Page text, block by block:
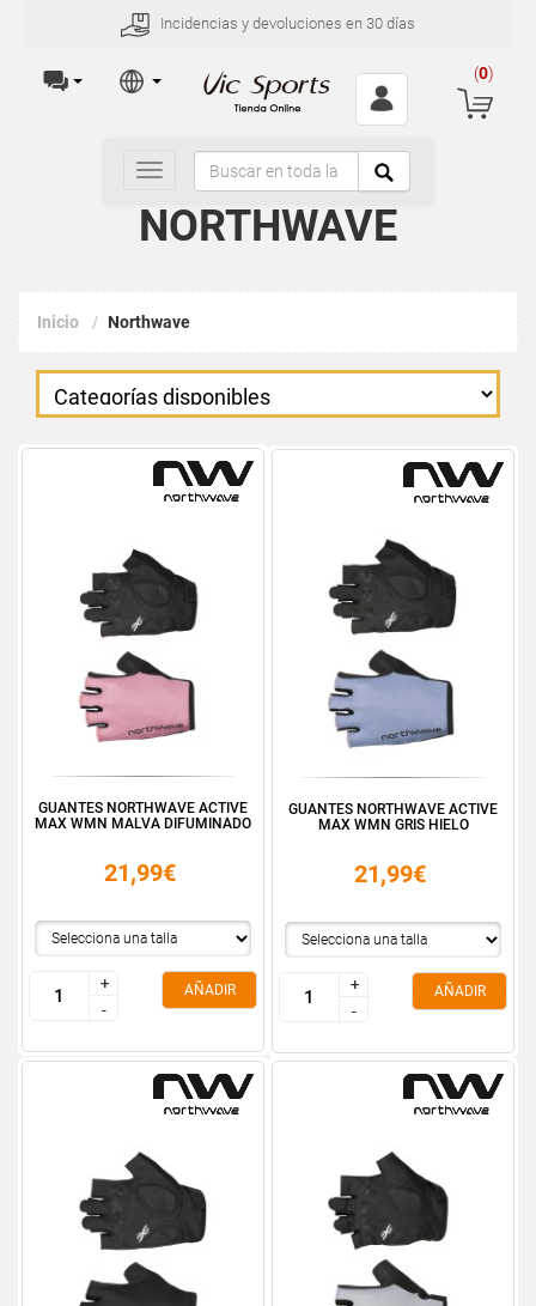
Incidencias y devoluciones en 30 días
(0)
Toggle
navigation
NORTHWAVE
Inicio Northwave
GUANTES NORTHWAVE ACTIVE
MAX WMN MALVA DIFUMINADO
21,99€
+
-
+
-
AÑADIR
GUANTES NORTHWAVE ACTIVE
MAX WMN GRIS HIELO
21,99€
+
-
+
-
AÑADIR